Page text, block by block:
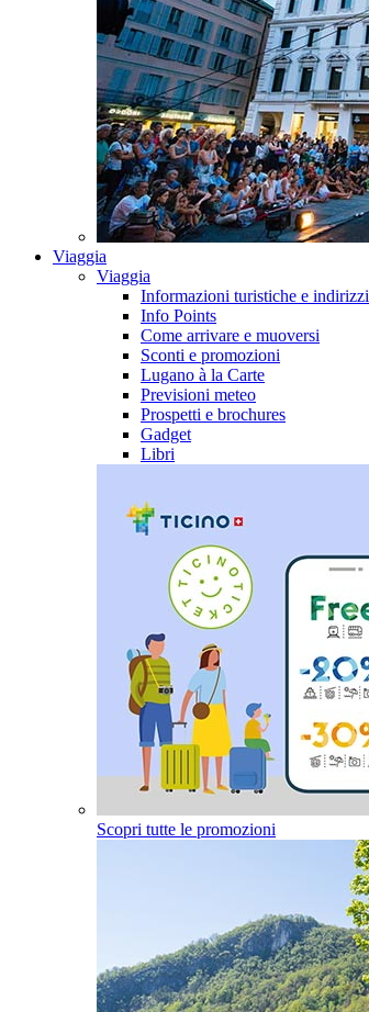
Viaggia
Viaggia
Informazioni turistiche e indirizzi
Info Points
Come arrivare e muoversi
Sconti e promozioni
Lugano à la Carte
Previsioni meteo
Prospetti e brochures
Gadget
Libri
Scopri tutte le promozioni